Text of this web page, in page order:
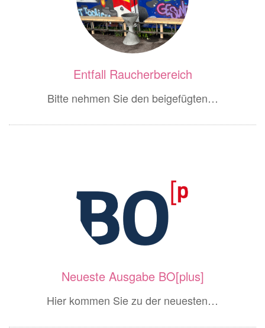
Entfall Raucherbereich
Bitte nehmen Sie den beigefügten…
Neueste Ausgabe BO[plus]
Hier kommen Sie zu der neuesten…